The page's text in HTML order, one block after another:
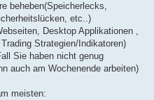
beheben(Speicherlecks,
etc..)
Desktop Applikationen ,
Strategien/Indikatoren)
Sie haben nicht genug
auch am Wochenende arbeiten)
meisten: